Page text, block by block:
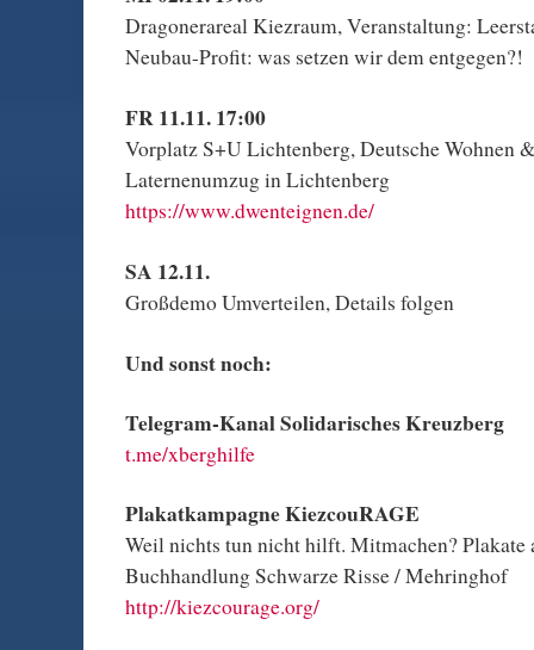
Dragonerareal Kiezraum, Veranstaltung:
Neubau-Profit: was setzen wir dem entgegen?!
FR 11.11. 17:00
Vorplatz S+U Lichtenberg, Deutsche Wohnen
Laternenumzug in Lichtenberg
https://www.dwenteignen.de/
SA 12.11.
Großdemo Umverteilen, Details folgen
Und sonst noch:
Telegram-Kanal Solidarisches Kreuzberg
t.me/xberghilfe
Plakatkampagne KiezcouRAGE
Weil nichts tun nicht hilft. Mitmachen? Plakate
Buchhandlung Schwarze Risse / Mehringhof
http://kiezcourage.org/